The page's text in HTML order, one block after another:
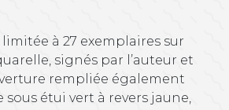
à 27 exemplaires sur
signés par l’auteur et
rempliée également
étui vert à revers jaune,